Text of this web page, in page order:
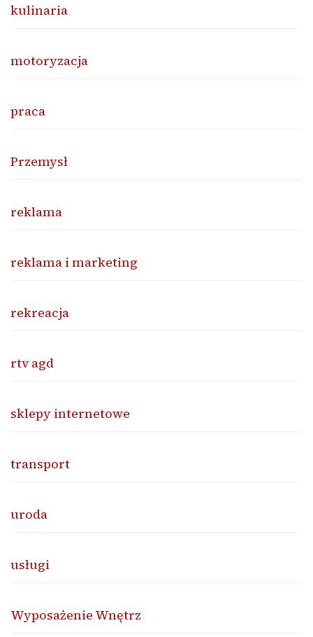
kulinaria
motoryzacja
praca
Przemysł
reklama
reklama i marketing
rekreacja
rtv agd
sklepy internetowe
transport
uroda
usługi
Wyposażenie Wnętrz